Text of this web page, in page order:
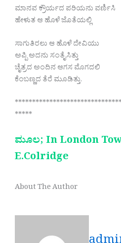
ಮಾನವ ಕ್ರೌರ್ಯದ ಪರಿಯನು ವರ್ಣಿಸಿ
ಹೇಳುತ ಆ ಹೊಳೆ ಜೊತೆಯಲ್ಲಿ
ಸಾಗುತಿರಲು ಆ ಹೊಳೆ ದೇವಿಯು
ಅಪ್ಪಿ ಅದನು ಸಂತೈಸಿತ್ತು
ಚೈತ್ರದ ಅಂದಿನ ಆಗಸ ಮೊಗದಲಿ
ಕೆಂಬಣ್ಣದ ತೆರೆ ಮೂಡಿತ್ತು.
*****
ಮೂಲ; In London
E.Colridge
About The Author